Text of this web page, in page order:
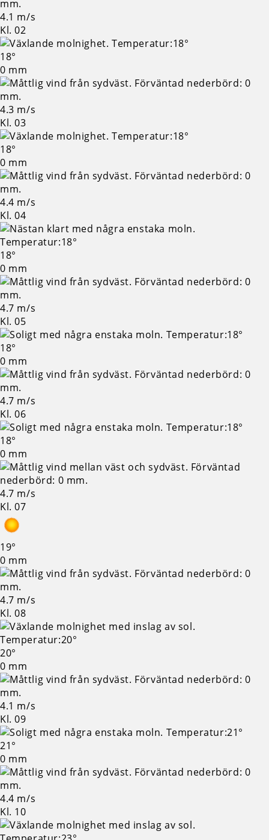
4.1 m/s
Kl. 02
18°
0 mm
4.3 m/s
Kl. 03
18°
0 mm
4.4 m/s
Kl. 04
18°
0 mm
4.7 m/s
Kl. 05
18°
0 mm
4.7 m/s
Kl. 06
18°
0 mm
4.7 m/s
Kl. 07
19°
0 mm
4.7 m/s
Kl. 08
20°
0 mm
4.1 m/s
Kl. 09
21°
0 mm
4.4 m/s
Kl. 10